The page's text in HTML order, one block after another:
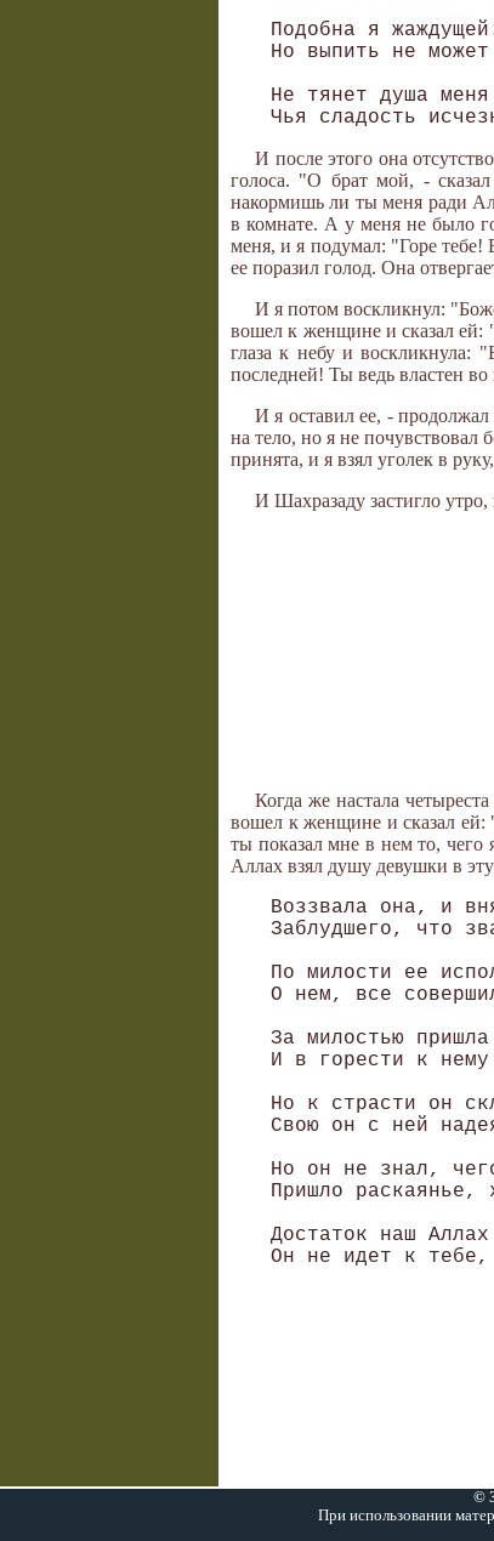
Подобна я
Но выпить не
Не тянет душа
И после этого она
голоса. "О брат мой, -
накормишь ли ты меня ради
в комнате. А у меня не было
меня, и я подумал: "Горе тебе!
ее поразил голод. Она
И я потом воскликнул:
вошел к женщине и сказал
глаза к небу и воскликнула:
последней! Ты ведь властен
И я оставил ее, -
на тело, но я не
принята, и я взял уголек в
И Шахразаду застигло
Когда же настала
вошел к женщине и сказал ей:
ты показал мне в нем то,
Аллах взял душу девушки в
Воззвала она, и
Заблудшего, что
По милости ее
О нем, все
За милостью
И в горести к
Но к страсти он
Свою он с ней
Но он не знал,
Пришло
Достаток наш
©
При использовании